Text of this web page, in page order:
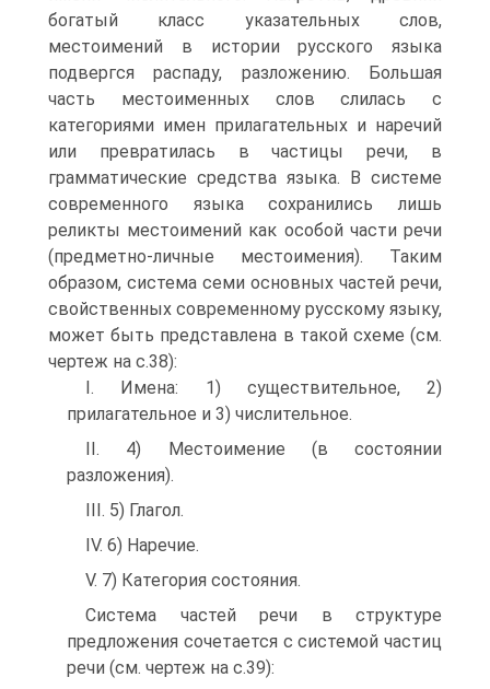
богатый класс указательных слов,
местоимений в истории русского языка
подвергся распаду, разложению. Большая
часть местоименных слов слилась с
категориями имен прилагательных и наречий
или превратилась в частицы речи, в
грамматические средства языка. В системе
современного языка сохранились лишь
реликты местоимений как особой части речи
(предметно-личные местоимения). Таким
образом, система семи основных частей речи,
свойственных современному русскому языку,
может быть представлена в такой схеме (см.
чертеж на с.38):
I. Имена: 1) существительное, 2)
прилагательное и 3) числительное.
II. 4) Местоимение (в состоянии
разложения).
III. 5) Глагол.
IV. 6) Наречие.
V. 7) Категория состояния.
Система частей речи в структуре
предложения сочетается с системой частиц
речи (см. чертеж на с.39):